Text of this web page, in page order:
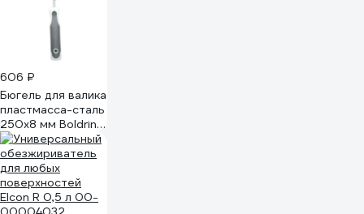
606 ₽
Бюгель для валика
пластмасса-сталь
250х8 мм Boldrini
89125